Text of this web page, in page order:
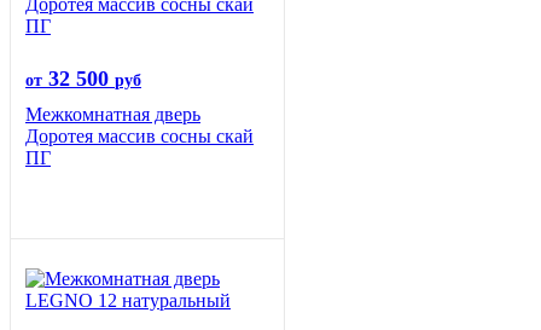
от 32 500 руб
Межкомнатная дверь
Доротея массив сосны скай
ПГ